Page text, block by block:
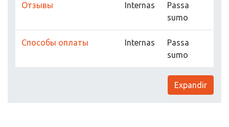
Отзывы Internas
Passa
sumo
Способы оплаты Internas
Passa
sumo
Expandir